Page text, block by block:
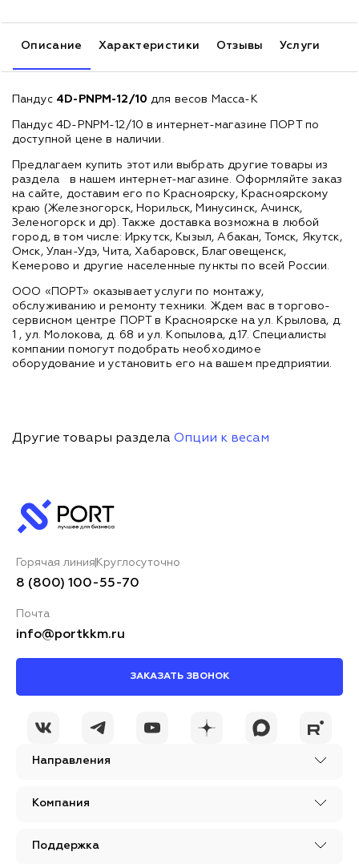
Описание Характеристики Отзывы Услуги
Пандус 4D-PNPМ-12/10 для весов Масса-К
Пандус 4D-PNPМ-12/10 в интернет-магазине ПОРТ по
доступной цене в наличии.
Предлагаем купить этот или выбрать другие товары из
раздела
в нашем интернет-магазине. Оформляйте заказ
на сайте, доставим его по Красноярску, Красноярскому
краю (Железногорск, Норильск, Минусинск, Ачинск,
Зеленогорск и др). Также доставка возможна в любой
город, в том числе: Иркутск, Кызыл, Абакан, Томск, Якутск,
Омск, Улан-Удэ, Чита, Хабаровск, Благовещенск,
Кемерово и другие населенные пункты по всей России.
ООО «ПОРТ» оказывает услуги по монтажу,
обслуживанию и ремонту техники. Ждем вас в торгово-
сервисном центре ПОРТ в Красноярске на ул. Крылова, д.
1 , ул. Молокова, д. 68 и ул. Копылова, д.17. Специалисты
компании помогут подобрать необходимое
оборудование и установить его на вашем предприятии.
Другие товары раздела Опции к весам
Направления
Компания
Поддержка
Горячая линия Круглосуточно
8 (800) 100-55-70
Почта
info@portkkm.ru
ЗАКАЗАТЬ ЗВОНОК